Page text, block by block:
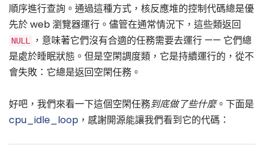
順序進行查詢。通過這種方式，核反應堆的控制代碼總是優
先於 web 瀏覽器運行。儘管在通常情況下，這些類返回
NULL
，意味著它們沒有合適的任務需要去運行 —— 它們總
是處於睡眠狀態。但是空閑調度類，它是持續運行的，從不
會失敗：它總是返回空閑任務。
好吧，我們來看一下這個空閑任務到底做了些什麼。下面是
cpu_idle_loop ，感謝開源能讓我們看到它的代碼：